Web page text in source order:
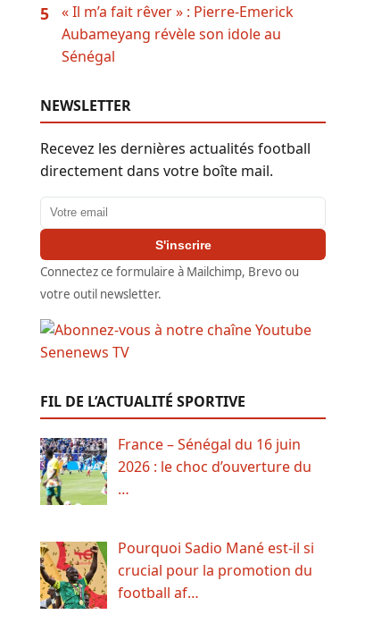
5
« Il m’a fait rêver » : Pierre-Emerick
Aubameyang révèle son idole au
Sénégal
NEWSLETTER
Recevez les dernières actualités football
directement dans votre boîte mail.
Adresse email
S'inscrire
Connectez ce formulaire à Mailchimp, Brevo ou
votre outil newsletter.
FIL DE L’ACTUALITÉ SPORTIVE
France – Sénégal du 16 juin
2026 : le choc d’ouverture du
…
Pourquoi Sadio Mané est-il si
crucial pour la promotion du
football af…